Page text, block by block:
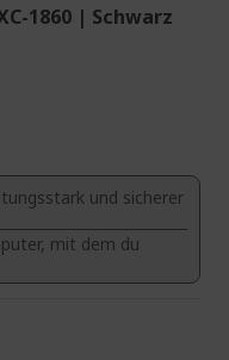
1860 | Schwarz
und sicherer
mit dem du